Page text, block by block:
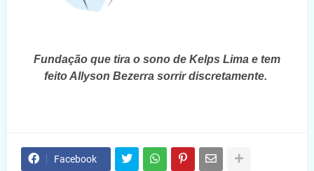
Fundação que tira o sono de Kelps Lima e tem
feito Allyson Bezerra sorrir discretamente.
Facebook